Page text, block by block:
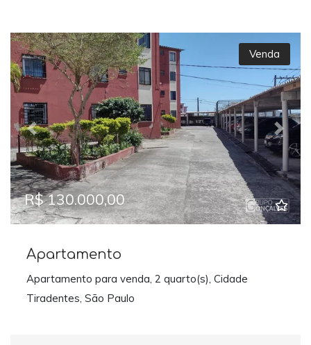
Previous Next
Venda
R$ 130.000,00
Apartamento
Apartamento para venda, 2 quarto(s), Cidade
Tiradentes, São Paulo